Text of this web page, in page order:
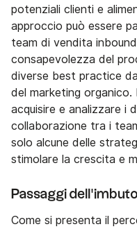
potenziali clienti e
approccio può essere
team di vendita
consapevolezza del
diverse best practice
del marketing
acquisire e analizzare i
collaborazione tra i
solo alcune delle
stimolare la crescita e
Passaggi dell'imbuto
Come si presenta il